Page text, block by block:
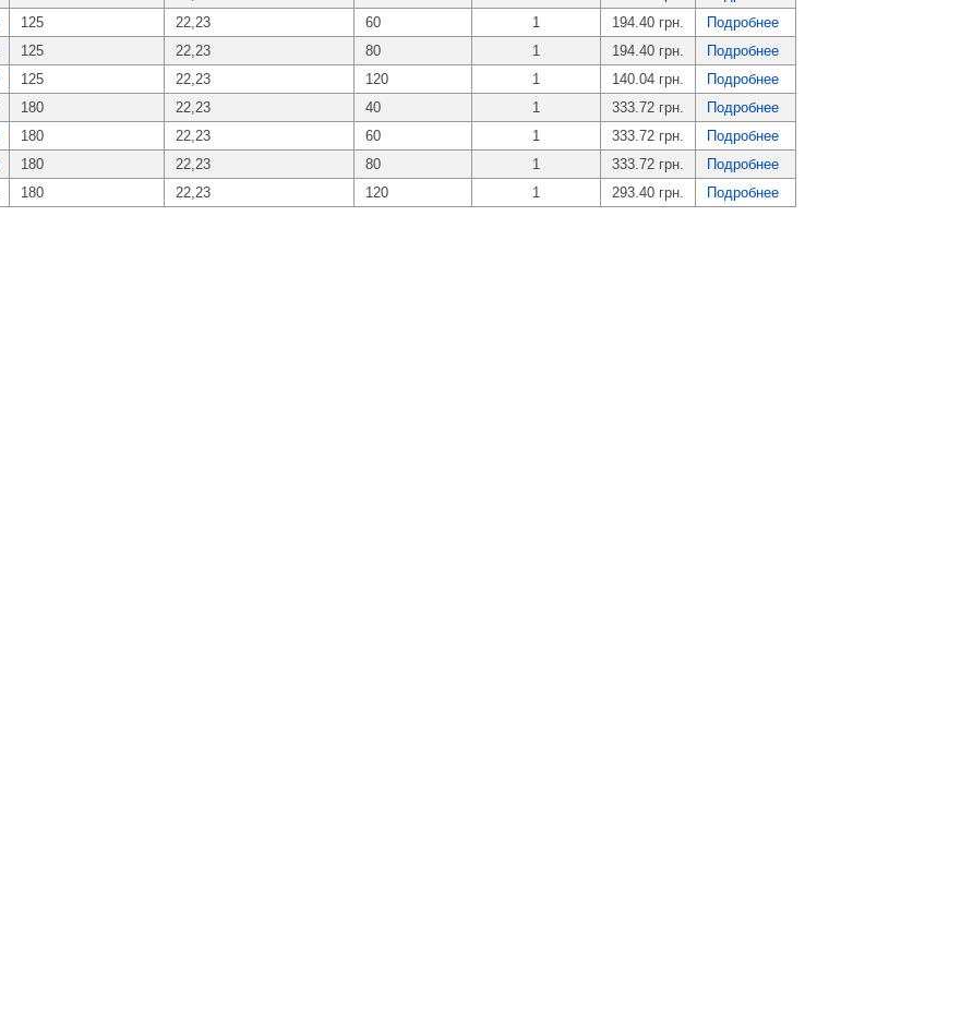
125 22,23 60 1 194.40 грн.
Подробнее
125 22,23 80 1 194.40 грн.
Подробнее
125 22,23 120 1 140.04 грн.
Подробнее
180 22,23 40 1 333.72 грн.
Подробнее
180 22,23 60 1 333.72 грн.
Подробнее
180 22,23 80 1 333.72 грн.
Подробнее
180 22,23 120 1 293.40 грн. Подробнее